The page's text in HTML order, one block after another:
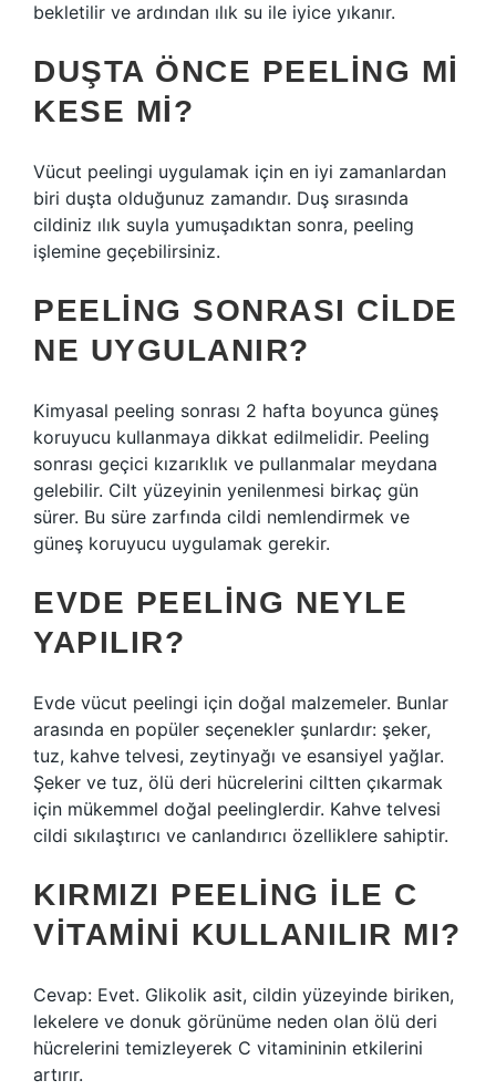
bekletilir ve ardından ılık su ile iyice yıkanır.
DUŞTA ÖNCE PEELING MI
KESE MI?
Vücut peelingi uygulamak için en iyi zamanlardan
biri duşta olduğunuz zamandır. Duş sırasında
cildiniz ılık suyla yumuşadıktan sonra, peeling
işlemine geçebilirsiniz.
PEELING SONRASI CILDE
NE UYGULANIR?
Kimyasal peeling sonrası 2 hafta boyunca güneş
koruyucu kullanmaya dikkat edilmelidir. Peeling
sonrası geçici kızarıklık ve pullanmalar meydana
gelebilir. Cilt yüzeyinin yenilenmesi birkaç gün
sürer. Bu süre zarfında cildi nemlendirmek ve
güneş koruyucu uygulamak gerekir.
EVDE PEELING NEYLE
YAPILIR?
Evde vücut peelingi için doğal malzemeler. Bunlar
arasında en popüler seçenekler şunlardır: şeker,
tuz, kahve telvesi, zeytinyağı ve esansiyel yağlar.
Şeker ve tuz, ölü deri hücrelerini ciltten çıkarmak
için mükemmel doğal peelinglerdir. Kahve telvesi
cildi sıkılaştırıcı ve canlandırıcı özelliklere sahiptir.
KIRMIZI PEELING ILE C
VITAMINI KULLANILIR MI?
Cevap: Evet. Glikolik asit, cildin yüzeyinde biriken,
lekelere ve donuk görünüme neden olan ölü deri
hücrelerini temizleyerek C vitamininin etkilerini
artırır.